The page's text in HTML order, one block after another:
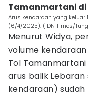
Tamanmartani
Arus kendaraan yang keluar
(6/4/2025). (IDN Times/
Menurut Widya,
volume
Tol
arus balik
kendaraan) sudah